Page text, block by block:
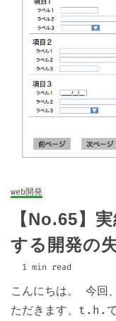
web開発
【No.65】
する開発の
1 min read
こんにちは。 今回
ただきます、t.h.